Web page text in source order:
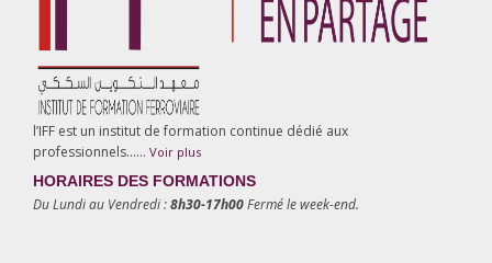
l’IFF est un institut de formation continue dédié aux
professionnels…… Voir plus
HORAIRES DES FORMATIONS
Du Lundi au Vendredi :8h30-17h00Fermé le week-end.